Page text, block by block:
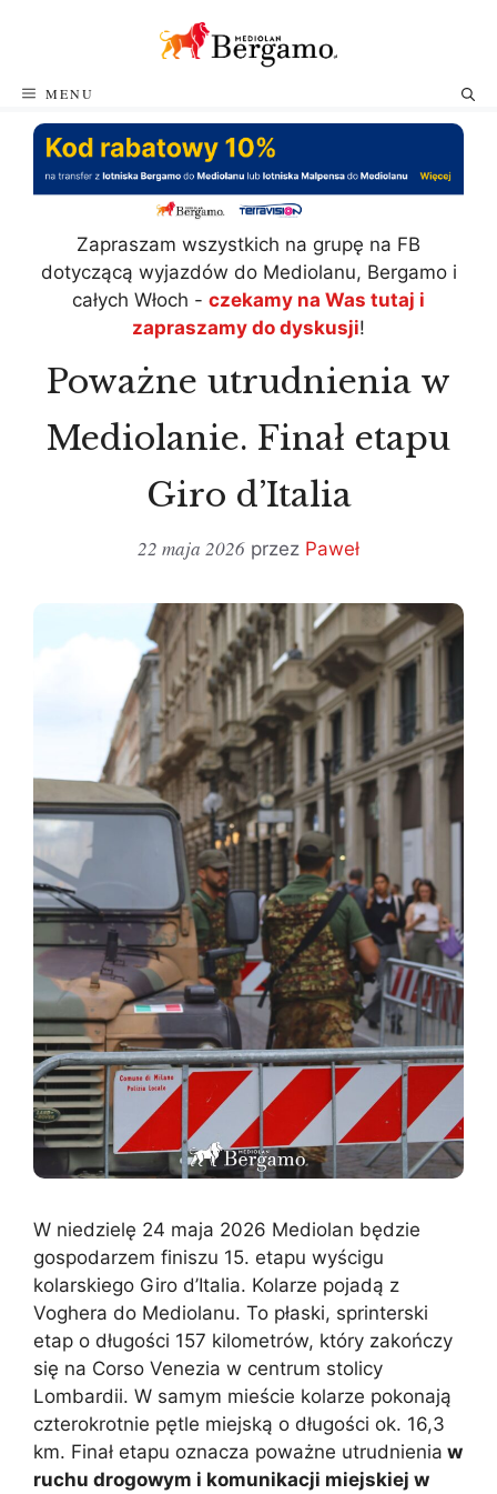
MENU
Zapraszam wszystkich na grupę na FB
dotyczącą wyjazdów do Mediolanu, Bergamo i
całych Włoch - czekamy na Was tutaj i
zapraszamy do dyskusji!
Poważne utrudnienia w
Mediolanie. Finał etapu
Giro d’Italia
22 maja 2026 przez Paweł
W niedzielę 24 maja 2026 Mediolan będzie
gospodarzem finiszu 15. etapu wyścigu
kolarskiego Giro d’Italia. Kolarze pojadą z
Voghera do Mediolanu. To płaski, sprinterski
etap o długości 157 kilometrów, który zakończy
się na Corso Venezia w centrum stolicy
Lombardii. W samym mieście kolarze pokonają
czterokrotnie pętle miejską o długości ok. 16,3
km. Finał etapu oznacza poważne utrudnienia w
ruchu drogowym i komunikacji miejskiej w